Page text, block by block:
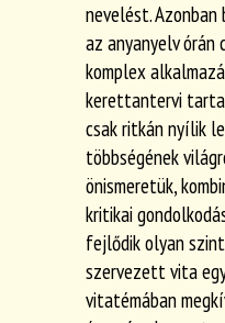
nevelést.
az anyanyelv órán
komplex
kerettantervi
csak ritkán nyílik
többségének
önismeretük,
kritikai
fejlődik olyan
szervezett vita
vitatémában